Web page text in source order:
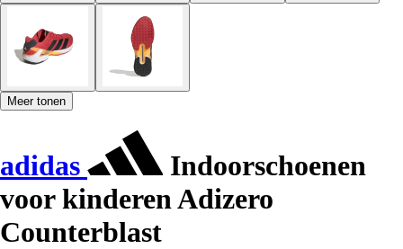
Meer tonen
adidas
Indoorschoenen
voor kinderen Adizero
Counterblast